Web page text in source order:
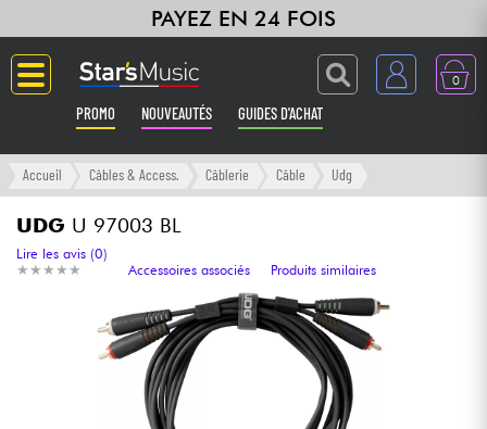
PAYEZ EN 24 FOIS
0
PROMO NOUVEAUTÉS GUIDES D'ACHAT
Langue
Guitares & Basses
Amplis & Effets
Claviers & Pianos
Synthés & Sampleurs
Accueil Câbles & Access. Câblerie Câble Udg
UDG U 97003 BL
★ ★ ★ ★ ★
★ ★ ★ ★ ★
Lire les avis (0)
Accessoires associés
Produits similaires